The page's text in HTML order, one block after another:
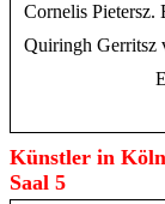
Cornelis Pietersz.
Quiringh Gerritsz
Künstler in
Saal 5